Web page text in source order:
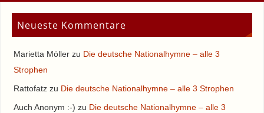
Neueste Kommentare
Marietta Möllerzu Die deutsche Nationalhymne – alle 3
Strophen
Rattofatzzu Die deutsche Nationalhymne – alle 3 Strophen
Auch Anonym :-) zu Die deutsche Nationalhymne – alle 3